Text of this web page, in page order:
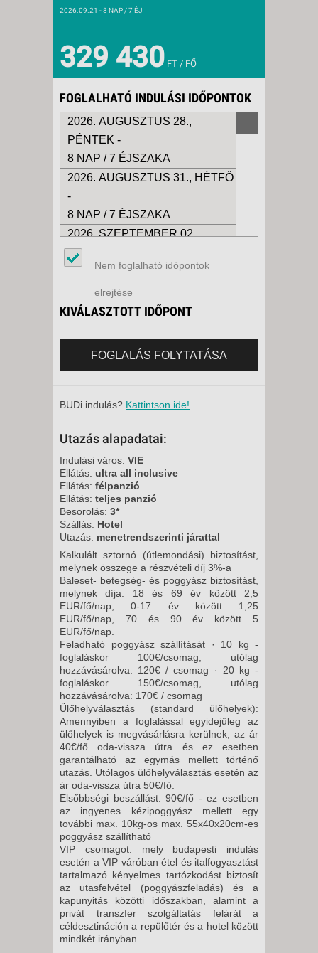
2026.09.21 - 8 NAP / 7 ÉJ
329 430 FT / FŐ
FOGLALHATÓ INDULÁSI IDŐPONTOK
2026. AUGUSZTUS 28.,
PÉNTEK -
8 NAP / 7 ÉJSZAKA
2026. AUGUSZTUS 31., HÉTFŐ
-
8 NAP / 7 ÉJSZAKA
2026. SZEPTEMBER 02.,
SZERDA -
8 NAP / 7 ÉJSZAKA
2026. SZEPTEMBER 11.,
PÉNTEK -
2026. SZEPTEMBER 14.,
2026. SZEPTEMBER 16.,
8 NAP / 7 ÉJSZAKA
2026. SZEPTEMBER 18.,
PÉNTEK -
8 NAP / 7 ÉJSZAKA
2026. SZEPTEMBER 21.,
HÉTFŐ -
8 NAP / 7 ÉJSZAKA
2026. SZEPTEMBER 23.,
SZERDA -
8 NAP / 7 ÉJSZAKA
2026. SZEPTEMBER 25.,
PÉNTEK -
8 NAP / 7 ÉJSZAKA
2026. SZEPTEMBER 28.,
HÉTFŐ -
8 NAP / 7 ÉJSZAKA
2026. SZEPTEMBER 30.,
SZERDA -
8 NAP / 7 ÉJSZAKA
2026. OKTÓBER 02., PÉNTEK -
8 NAP / 7 ÉJSZAKA
2026. OKTÓBER 14., SZERDA -
8 NAP / 7 ÉJSZAKA
2026. OKTÓBER 16., PÉNTEK -
8 NAP / 7 ÉJSZAKA
2026. OKTÓBER 30., PÉNTEK -
8 NAP / 7 ÉJSZAKA
2026. OKTÓBER 31., SZOMBAT
Nem foglalható időpontok
elrejtése
KIVÁLASZTOTT IDŐPONT
FOGLALÁS FOLYTATÁSA
BUDi indulás? Kattintson ide!
Utazás alapadatai:
Indulási város: VIE
Ellátás: ultra all inclusive
Ellátás: félpanzió
Ellátás: teljes panzió
Besorolás: 3*
Szállás: Hotel
Utazás: menetrendszerinti járattal
Kalkulált sztornó (útlemondási) biztosítást,
melynek összege a részvételi díj 3%-a
Baleset- betegség- és poggyász biztosítást,
melynek díja: 18 és 69 év között 2,5
EUR/fő/nap, 0-17 év között 1,25
EUR/fő/nap, 70 és 90 év között 5
EUR/fő/nap.
Feladható poggyász szállítását · 10 kg -
foglaláskor 100€/csomag, utólag
hozzávásárolva: 120€ / csomag · 20 kg -
foglaláskor 150€/csomag, utólag
hozzávásárolva: 170€ / csomag
Ülőhelyválasztás (standard ülőhelyek):
Amennyiben a foglalással egyidejűleg az
ülőhelyek is megvásárlásra kerülnek, az ár
40€/fő oda-vissza útra és ez esetben
garantálható az egymás mellett történő
utazás. Utólagos ülőhelyválasztás esetén az
ár oda-vissza útra 50€/fő.
Elsőbbségi beszállást: 90€/fő - ez esetben
az ingyenes kézipoggyász mellett egy
további max. 10kg-os max. 55x40x20cm-es
poggyász szállítható
VIP csomagot: mely budapesti indulás
esetén a VIP váróban étel és italfogyasztást
tartalmazó kényelmes tartózkodást biztosít
az utasfelvétel (poggyászfeladás) és a
kapunyitás közötti időszakban, alamint a
privát transzfer szolgáltatás felárát a
céldesztináción a repülőtér és a hotel között
mindkét irányban